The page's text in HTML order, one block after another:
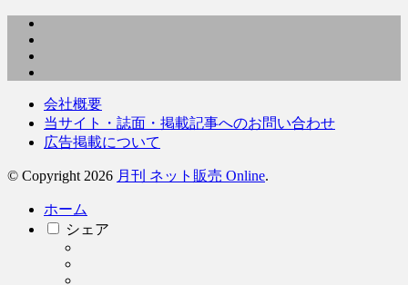
会社概要
当サイト・誌面・掲載記事へのお問い合わせ
広告掲載について
© Copyright 2026 月刊 ネット販売 Online.
ホーム
シェア